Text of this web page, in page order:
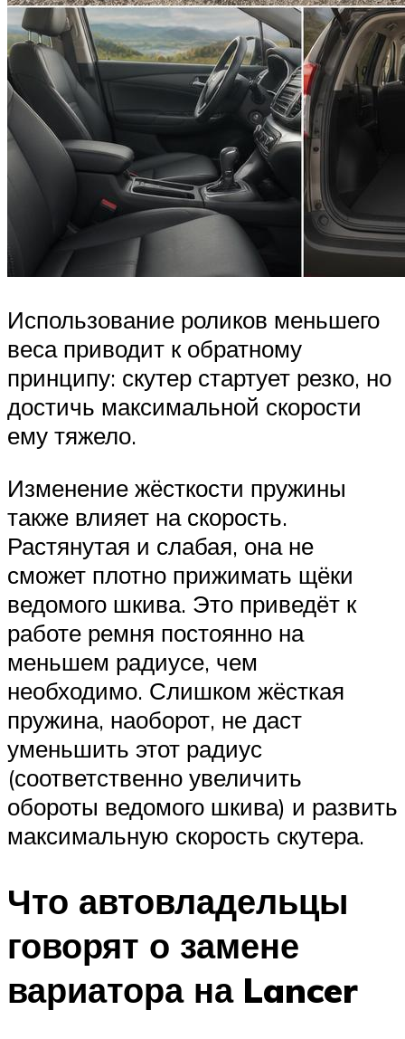
Использование роликов меньшего
веса приводит к обратному
принципу: скутер стартует резко, но
достичь максимальной скорости
ему тяжело.
Изменение жёсткости пружины
также влияет на скорость.
Растянутая и слабая, она не
сможет плотно прижимать щёки
ведомого шкива. Это приведёт к
работе ремня постоянно на
меньшем радиусе, чем
необходимо. Слишком жёсткая
пружина, наоборот, не даст
уменьшить этот радиус
(соответственно увеличить
обороты ведомого шкива) и развить
максимальную скорость скутера.
Что автовладельцы
говорят о замене
вариатора на Lancer